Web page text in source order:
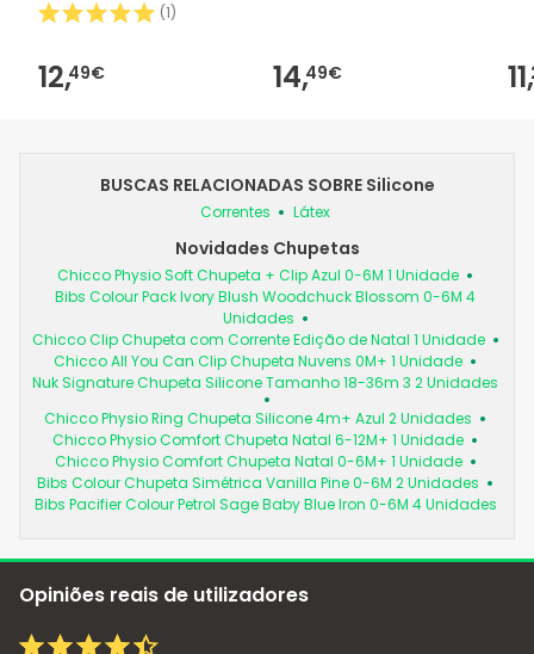
(1)
12,49€ 14,49€ 11,
BUSCAS RELACIONADAS SOBRE Silicone
Correntes Látex
Novidades Chupetas
Chicco Physio Soft Chupeta + Clip Azul 0-6M 1 Unidade
Bibs Colour Pack Ivory Blush Woodchuck Blossom 0-6M 4
Unidades
Chicco Clip Chupeta com Corrente Edição de Natal 1 Unidade
Chicco All You Can Clip Chupeta Nuvens 0M+ 1 Unidade
Nuk Signature Chupeta Silicone Tamanho 18-36m 3 2 Unidades
Chicco Physio Ring Chupeta Silicone 4m+ Azul 2 Unidades
Chicco Physio Comfort Chupeta Natal 6-12M+ 1 Unidade
Chicco Physio Comfort Chupeta Natal 0-6M+ 1 Unidade
Bibs Colour Chupeta Simétrica Vanilla Pine 0-6M 2 Unidades
Bibs Pacifier Colour Petrol Sage Baby Blue Iron 0-6M 4 Unidades
Opiniões reais de utilizadores